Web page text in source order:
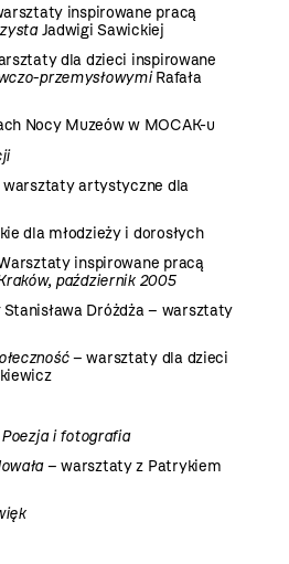
inspirowane pracą
Jadwigi Sawickiej
dla dzieci inspirowane
przemysłowymiRafała
Nocy Muzeów w MOCAK-u
artystyczne dla
dla młodzieży i dorosłych
inspirowane pracą
październik 2005
Stanisława Dróżdża – warsztaty
– warsztaty dla dzieci
i fotografia
– warsztaty z Patrykiem